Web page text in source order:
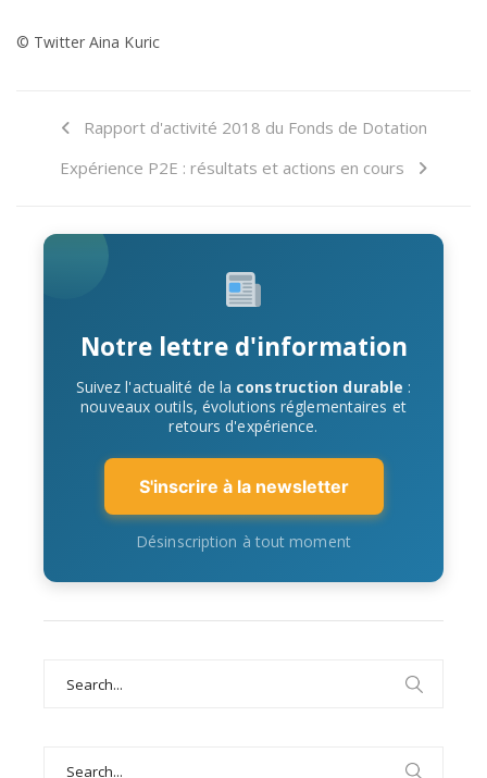
© Twitter Aina Kuric
Rapport d'activité 2018 du Fonds de Dotation
Expérience P2E : résultats et actions en cours
Notre lettre d'information
Suivez l'actualité de la construction durable :
nouveaux outils, évolutions réglementaires et
retours d'expérience.
S'inscrire à la newsletter
Désinscription à tout moment